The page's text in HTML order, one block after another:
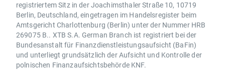
registriertem Sitz in der Joachimsthaler Straße 10, 10719
Berlin, Deutschland, eingetragen im Handelsregister beim
Amtsgericht Charlottenburg (Berlin) unter der Nummer HRB
269075 B.. XTB S.A. German Branch ist registriert bei der
Bundesanstalt für Finanzdienstleistungsaufsicht (BaFin)
und unterliegt grundsätzlich der Aufsicht und Kontrolle der
polnischen Finanzaufsichtsbehörde KNF.